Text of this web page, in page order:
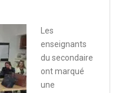
Les
enseignants
du secondaire
ont marqué
une